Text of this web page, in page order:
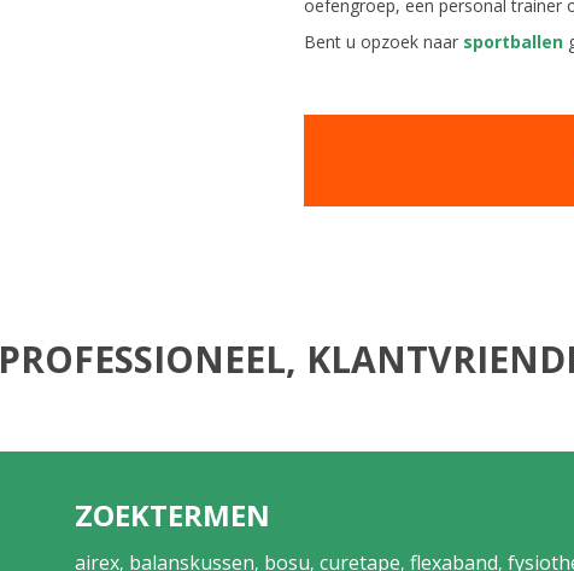
oefengroep, een personal trainer
Bent u opzoek naar sportballen
PROFESSIONEEL,
ZOEKTERMEN
airex, balanskussen, bosu, curetape, flexaband,